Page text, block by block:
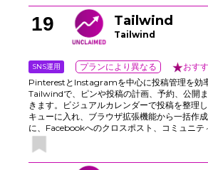
19 Tailwind
Tailwind
SNS運用 プランにより異なる おす
PinterestとInstagramを中心に投稿管理を効
Tailwindで、ピンや投稿の計画、予約、公開
きます。ビジュアルカレンダーで投稿を整理
キューに入れ、ブラウザ拡張機能から一括作
に、Facebookへのクロスポスト、コミュニテ
ツ発見、ハッシュタグ最適化、ボード単位の
も対応。AI Ghostwriterで下書きを作成し、投
ザインして、1か所から各チャネルへ一貫して